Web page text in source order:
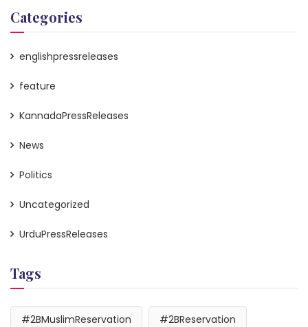
Categories
englishpressreleases
feature
KannadaPressReleases
News
Politics
Uncategorized
UrduPressReleases
Tags
#2BMuslimReservation #2BReservation